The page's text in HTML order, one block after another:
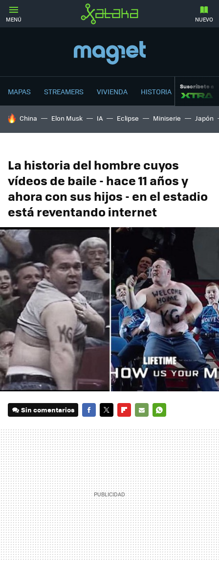
MENÚ NUEVO
MAPAS STREAMERS VIVIENDA HISTORIA Suscríbete a
HOY SE HABLA DE
China Elon Musk IA Eclipse Miniserie Japón
La historia del hombre cuyos
vídeos de baile - hace 11 años y
ahora con sus hijos - en el estadio
está reventando internet
Sin comentarios
MAIL